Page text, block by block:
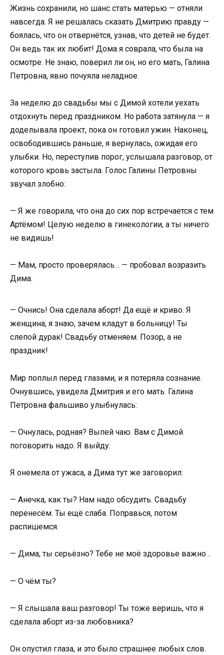
Жизнь сохранили, но шанс стать матерью — отняли
навсегда. Я не решалась сказать Дмитрию правду —
боялась, что он отвернётся, узнав, что детей не будет.
Он ведь так их любит! Дома я соврала, что была на
осмотре. Не знаю, поверил ли он, но его мать, Галина
Петровна, явно почуяла неладное.
За неделю до свадьбы мы с Димой хотели уехать
отдохнуть перед праздником. Но работа затянула — я
доделывала проект, пока он готовил ужин. Наконец,
освободившись раньше, я вернулась, ожидая его
улыбки. Но, переступив порог, услышала разговор, от
которого кровь застыла. Голос Галины Петровны
звучал злобно:
— Я же говорила, что она до сих пор встречается с тем
Артёмом! Целую неделю в гинекологии, а ты ничего
не видишь!
— Мам, просто проверялась… — пробовал возразить
Дима.
— Очнись! Она сделала аборт! Да ещё и криво. Я
женщина, я знаю, зачем кладут в больницу! Ты
слепой дурак! Свадьбу отменяем. Позор, а не
праздник!
Мир поплыл перед глазами, и я потеряла сознание.
Очнувшись, увидела Дмитрия и его мать. Галина
Петровна фальшиво улыбнулась:
— Очнулась, родная? Выпей чаю. Вам с Димой
поговорить надо. Я выйду.
Я онемела от ужаса, а Дима тут же заговорил:
— Анечка, как ты? Нам надо обсудить. Свадьбу
перенесём. Ты ещё слаба. Поправься, потом
распишемся.
— Дима, ты серьёзно? Тебе не моё здоровье важно…
— О чём ты?
— Я слышала ваш разговор! Ты тоже веришь, что я
сделала аборт из-за любовника?
Он опустил глаза, и это было страшнее любых слов.